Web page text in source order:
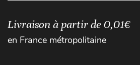
Livraison à partir de 0,01€
en France métropolitaine